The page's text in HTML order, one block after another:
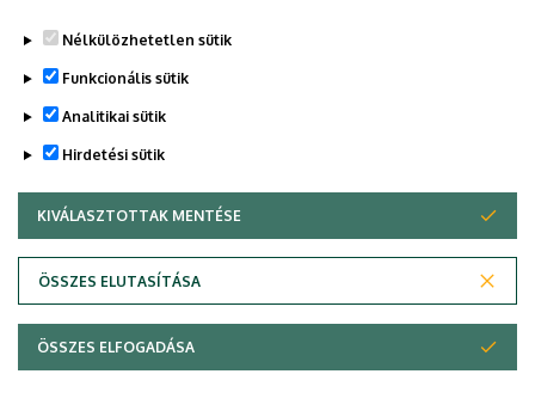
Szervezeti egység
Tanszék
Központi telefonszám
E-mail cím pal.gergo@science.unideb.hu
Cím
Nélkülözhetetlen sütik
Funkcionális sütik
Analitikai sütik
Hirdetési sütik
KIVÁLASZTOTTAK MENTÉSE
ÖSSZES ELUTASÍTÁSA
WITHDRAW CONSENT
ÖSSZES ELFOGADÁSA